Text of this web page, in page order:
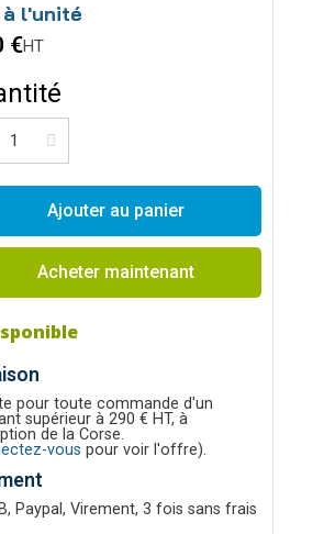
à l'unité
€HT
Ajouter au panier
Acheter maintenant
pour toute commande d'un
supérieur à 290 € HT, à
de la Corse.
vous pour voir l'offre).
Paypal, Virement, 3 fois sans frais